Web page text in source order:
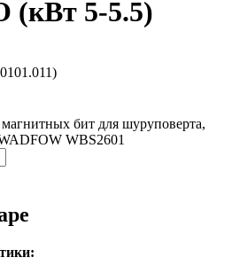
5-5.5)
бит для шуруповерта,
WBS2601